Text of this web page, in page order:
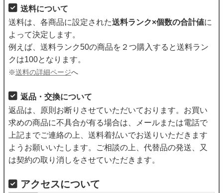
送料について
送料は、各商品に設定された送料ランク×個数の合計値に
よって決定します。
例えば、送料ランク50の商品を２つ購入すると送料ラン
クは100となります。
※送料の詳細ページへ
返品・交換について
返品は、原則お断りさせていただいております。お買い
求めの商品に不具合が有る場合は、メールまたは電話で
上記までご連絡の上、送料着払いでお送りいただきます
ようお願いいたします。ご相談の上、代替品の発送、又
は契約の取り消しをさせていただきます。
アクセスについて